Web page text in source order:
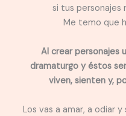
si tus personajes
Me temo que
Al crear personajes
dramaturgo y éstos
viven, sienten y,
Los vas a amar, a odiar